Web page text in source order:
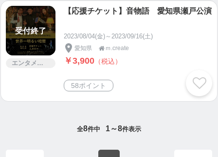
受付終了
エンタメ・コンサート
【応援チケット】音物語 愛知県瀬戸公演
2023/08/04(金)～2023/09/16(土)
愛知県  ｍ.create
￥3,900 （税込）
58ポイント
全8件中 1～8件表示